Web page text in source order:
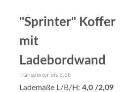
"Sprinter" Koffer
mit
Ladebordwand
Transporter bis 3,5t
Lademaße L/B/H: 4,0 /2,09